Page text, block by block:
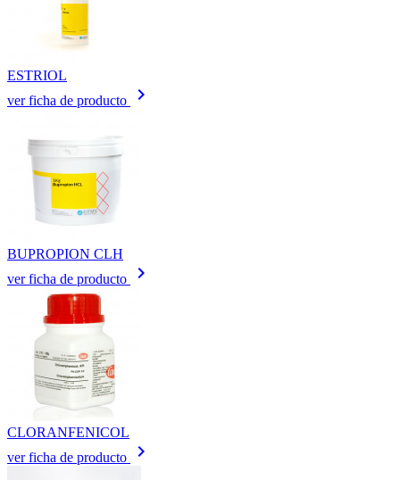
ESTRIOL
ver ficha de producto
keyboard_arrow_right
BUPROPION CLH
ver ficha de producto
keyboard_arrow_right
CLORANFENICOL
ver ficha de producto
keyboard_arrow_right